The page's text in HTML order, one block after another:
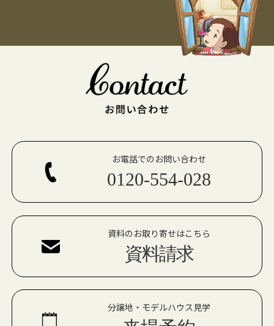
お電話でのお問い合わせ
0120-554-028
資料のお取り寄せはこちら
資料請求
分譲地・モデルハウス見学